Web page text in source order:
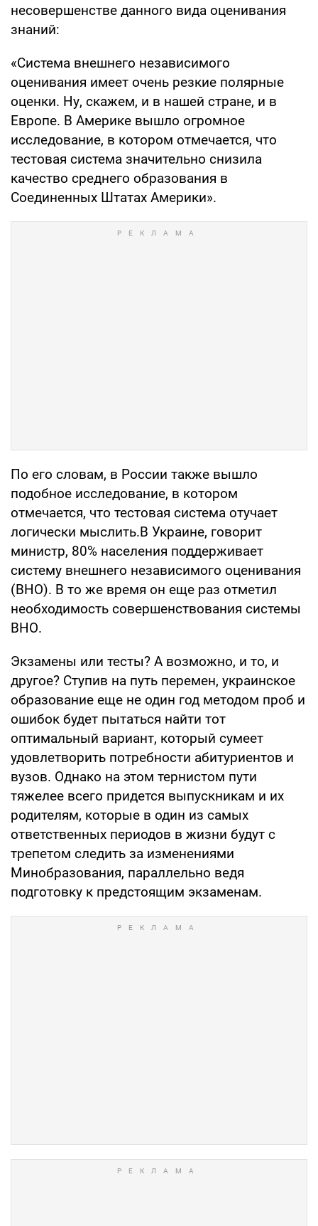
несовершенстве данного вида оценивания
знаний:
«Система внешнего независимого
оценивания имеет очень резкие полярные
оценки. Ну, скажем, и в нашей стране, и в
Европе. В Америке вышло огромное
исследование, в котором отмечается, что
тестовая система значительно снизила
качество среднего образования в
Соединенных Штатах Америки».
По его словам, в России также вышло
подобное исследование, в котором
отмечается, что тестовая система отучает
логически мыслить.В Украине, говорит
министр, 80% населения поддерживает
систему внешнего независимого оценивания
(ВНО). В то же время он еще раз отметил
необходимость совершенствования системы
ВНО.
Экзамены или тесты? А возможно, и то, и
другое? Ступив на путь перемен, украинское
образование еще не один год методом проб и
ошибок будет пытаться найти тот
оптимальный вариант, который сумеет
удовлетворить потребности абитуриентов и
вузов. Однако на этом тернистом пути
тяжелее всего придется выпускникам и их
родителям, которые в один из самых
ответственных периодов в жизни будут с
трепетом следить за изменениями
Минобразования, параллельно ведя
подготовку к предстоящим экзаменам.